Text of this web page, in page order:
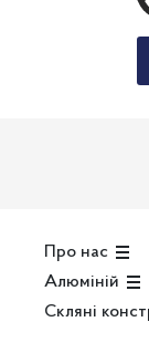
Про нас
Алюміній
Скляні